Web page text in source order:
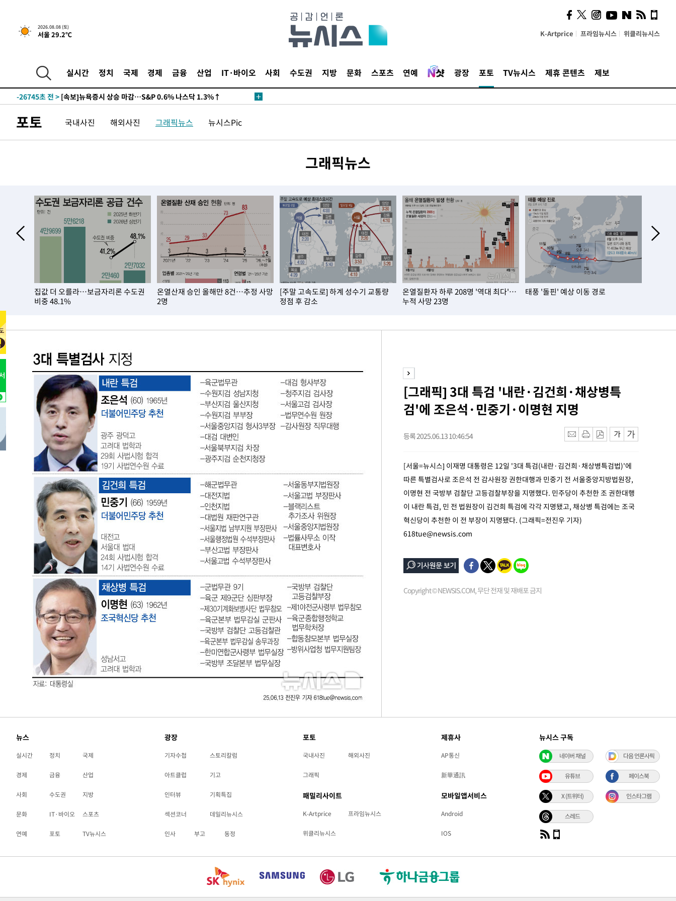
2026.08.08 (토)
서울 29.2℃ K-Artprice 프라임뉴시스 위클리뉴시스
실시간 정치 국제 경제 금융 산업 IT·바이오 사회 수도권 지방 문화 스포츠 연예 광장 포토 TV뉴시스 제휴 콘텐츠 제보
-26745초 전 > [속보]뉴욕증시 상승 마감…S&P 0.6% 나스닥 1.3%↑
포토 국내사진 해외사진 그래픽뉴스 뉴시스Pic
그래픽뉴스
집값 더 오를라…보금자리론 수도권
비중 48.1%
온열산재 승인 올해만 8건…추정 사망
2명
[주말 고속도로] 하계 성수기 교통량
정점 후 감소
온열질환자 하루 208명 '역대 최다'…
누적 사망 23명
태풍 '돌핀' 예상 이동 경로
[그래픽] 3대 특검 '내란·김건희·채상병특
검'에 조은석·민중기·이명현 지명
등록 2025.06.13 10:46:54
[서울=뉴시스] 이재명 대통령은 12일 '3대 특검(내란·김건희·채상병특검법)'에
따른 특별검사로 조은석 전 감사원장 권한대행과 민중기 전 서울중앙지방법원장,
이명현 전 국방부 검찰단 고등검찰부장을 지명했다. 민주당이 추천한 조 권한대행
이 내란 특검, 민 전 법원장이 김건희 특검에 각각 지명됐고, 채상병 특검에는 조국
혁신당이 추천한 이 전 부장이 지명됐다. (그래픽=전진우 기자)
618tue@newsis.com
Copyright © NEWSIS.COM, 무단 전재 및 재배포 금지
뉴스
실시간 정치 국제
경제 금융 산업
사회 수도권 지방
문화 IT·바이오 스포츠
연예 포토 TV뉴시스
광장
기자수첩 스토리칼럼
아트클럽 기고
인터뷰 기획특집
섹션코너 데일리뉴시스
인사 부고 동정
포토
국내사진 해외사진
그래픽
패밀리사이트
K-Artprice 프라임뉴시스
위클리뉴시스
제휴사
AP통신
新華通訊
모바일앱서비스
Android
IOS
뉴시스 구독
네이버 채널 다음 언론사픽
유튜브 페이스북
X (트위터) 인스타그램
스레드